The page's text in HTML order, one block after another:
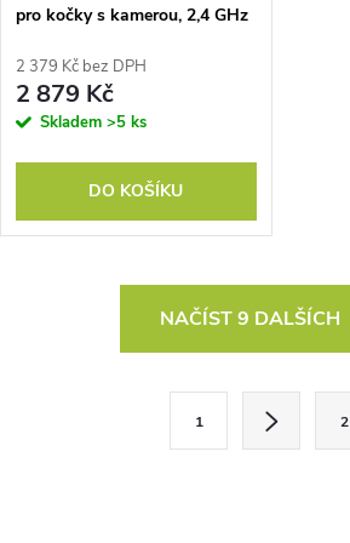
pro kočky s kamerou, 2,4 GHz
krmítko o objemu 4 l pro 1–10
jídel, obousměrné ozvučení
2 379 Kč bez DPH
2 879 Kč
Skladem >5 ks
DO KOŠÍKU
NAČÍST 9 DALŠÍCH
1 2